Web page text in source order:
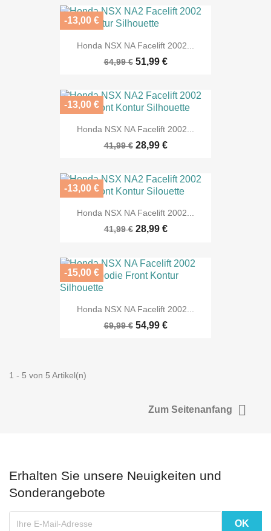
Honda NSX NA Facelift 2002...
64,99 € 51,99 €
-13,00 €
Honda NSX NA Facelift 2002...
41,99 € 28,99 €
-13,00 €
Honda NSX NA Facelift 2002...
41,99 € 28,99 €
-13,00 €
Honda NSX NA Facelift 2002...
69,99 € 54,99 €
-15,00 €
1 - 5 von 5 Artikel(n)
Zum Seitenanfang 
Erhalten Sie unsere Neuigkeiten und
Sonderangebote